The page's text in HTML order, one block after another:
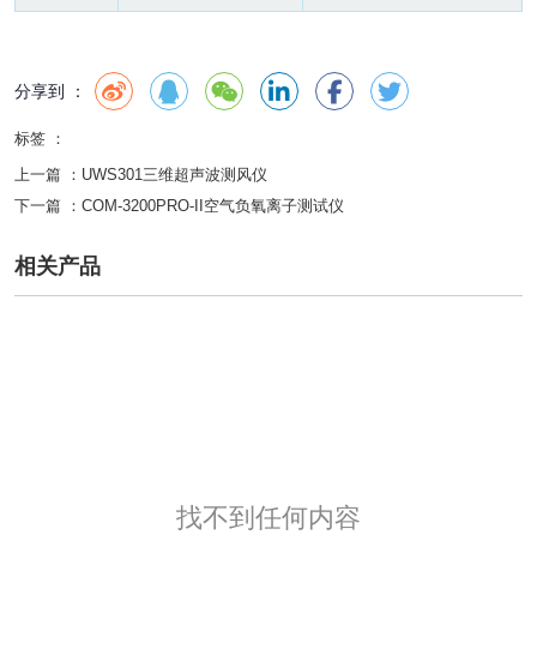
分享到 ：
标签 ：
上一篇 ： UWS301三维超声波测风仪
下一篇 ： COM-3200PRO-II空气负氧离子测试仪
相关产品
找不到任何内容